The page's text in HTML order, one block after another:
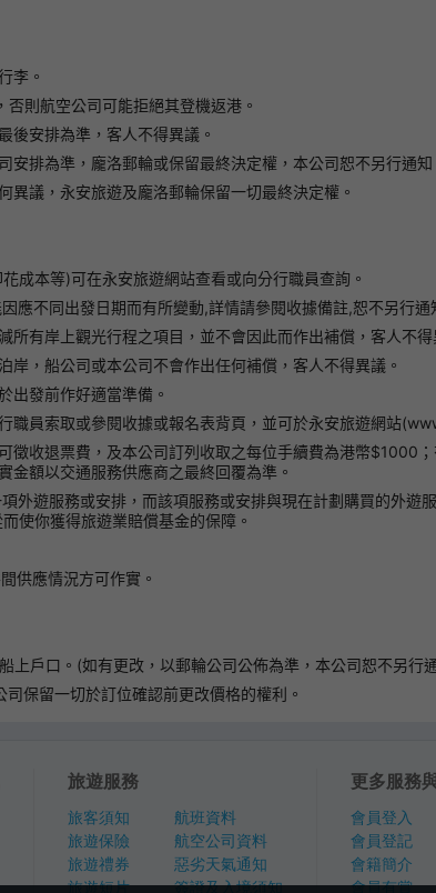
李。
則航空公司可能拒絕其登機返港。
後安排為準，客人不得異議。
排為準，龐洛郵輪或保留最終決定權，本公司恕不另行通知
議，永安旅遊及龐洛郵輪保留一切最終決定權。
成本等)可在永安旅遊網站查看或向分行職員查詢。
應不同出發日期而有所變動,詳情請參閱收據備註,恕不另行通
有岸上觀光行程之項目，並不會因此而作出補償，客人不得
，船公司或本公司不會作出任何補償，客人不得異議。
出發前作好適當準備。
職員索取或參閱收據或報名表背頁，並可於永安旅遊網站
收退票費，及本公司訂列收取之每位手續費為港幣$1000
金額以交通服務供應商之最終回覆為準。
外遊服務或安排，而該項服務或安排與現在計劃購買的外遊
使你獲得旅遊業賠償基金的保障。
供應情況方可作實。
上戶口。(如有更改，以郵輪公司公佈為準，本公司恕不另行
保留一切於訂位確認前更改價格的權利。
旅遊服務
旅客須知
旅遊保險
旅遊禮券
旅遊短片
航班資料
航空公司資料
惡劣天氣通知
簽證及入境須知
更多服務
會員登入
會員登記
會籍簡介
會員有賞